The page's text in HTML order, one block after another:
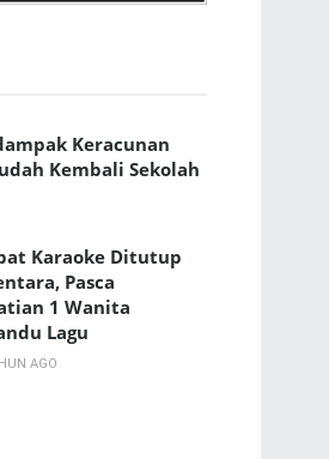
Keracunan
Kembali Sekolah
Karaoke Ditutup
Pasca
1 Wanita
Lagu
AGO